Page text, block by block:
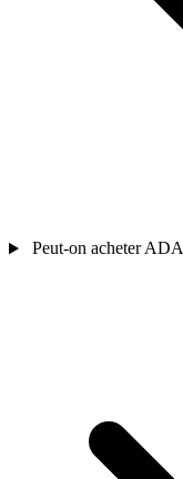
Peut-on acheter